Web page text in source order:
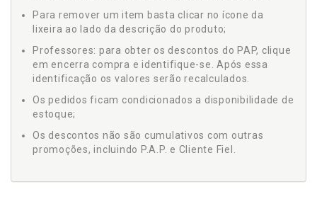
Para remover um item basta clicar no ícone da
lixeira ao lado da descrição do produto;
Professores: para obter os descontos do PAP, clique
em encerra compra e identifique-se. Após essa
identificação os valores serão recalculados.
Os pedidos ficam condicionados a disponibilidade de
estoque;
Os descontos não são cumulativos com outras
promoções, incluindo P.A.P. e Cliente Fiel.